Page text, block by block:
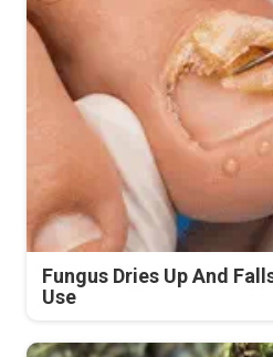
Fungus Dries Up And
Use